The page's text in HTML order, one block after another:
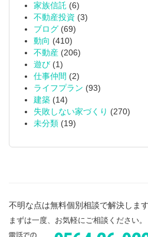
家族信託 (6)
不動産投資 (3)
ブログ (69)
動向 (410)
不動産 (206)
遊び (1)
仕事仲間 (2)
ライフプラン (93)
建築 (14)
失敗しない家づくり (270)
未分類 (19)
不明な点は無料個別相談で解決します
まずは一度、お気軽にご相談ください。